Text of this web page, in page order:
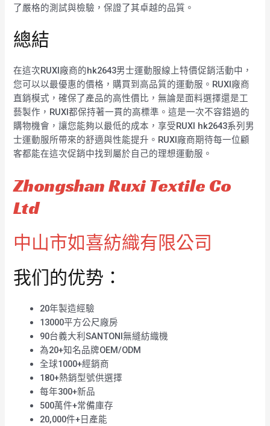
了嚴格的測試與檢驗，保證了其卓越的品質。
總結
在這次RUXI廠商的hk2643男士運動服線上特價促銷活動中，
您可以以最優惠的價格，購買到高品質的運動服。RUXI廠商
直銷模式，確保了產品的高性價比，無論是面料選擇還是工
藝製作，RUXI都保持著一貫的高標準。這是一次不容錯過的
購物機會，讓您能夠以最低的成本，享受RUXI hk2643系列男
士運動服所帶來的舒適與性能提升。RUXI廠商期待每一位顧
客都能在這次促銷中找到屬於自己的理想運動服。
Zhongshan Ruxi Textile Co
Ltd
中山市如喜紡織有限公司
我们的优势：
20年製造經驗
13000平方公尺廠房
90台義大利SANTONI無縫紡織機
為20+知名品牌OEM/ODM
全球1000+經銷商
180+熱銷型號供選擇
每年300+新品
500萬件+常備庫存
20,000件+日產能